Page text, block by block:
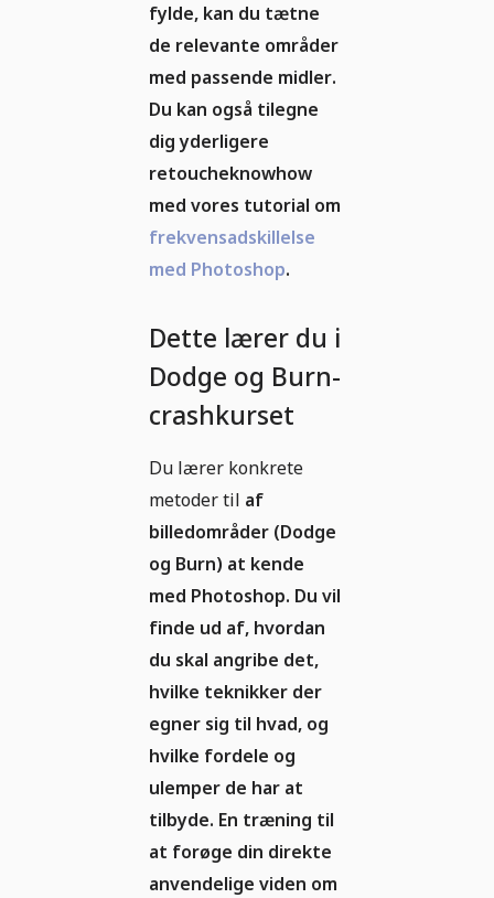
fylde, kan du tætne
de relevante områder
med passende midler.
Du kan også tilegne
dig yderligere
retoucheknowhow
med vores tutorial om
frekvensadskillelse
med Photoshop.
Dette lærer du i
Dodge og Burn-
crashkurset
Du lærer konkrete
metoder til af
billedområder (Dodge
og Burn) at kende
med Photoshop. Du vil
finde ud af, hvordan
du skal angribe det,
hvilke teknikker der
egner sig til hvad, og
hvilke fordele og
ulemper de har at
tilbyde. En træning til
at forøge din direkte
anvendelige viden om